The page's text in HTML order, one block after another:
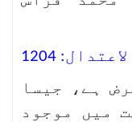
1204
ہے، جیسا
میں موجود